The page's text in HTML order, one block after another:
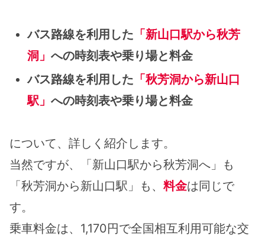
バス路線を利用した 「新山口駅から秋芳
洞」 への時刻表や乗り場と料金
バス路線を利用した 「秋芳洞から新山口
駅」 への時刻表や乗り場と料金
について、詳しく紹介します。
当然ですが、「新山口駅から秋芳洞へ」も
「秋芳洞から新山口駅」も、 料金は同じで
す。
乗車料金は、1,170円で全国相互利用可能な交